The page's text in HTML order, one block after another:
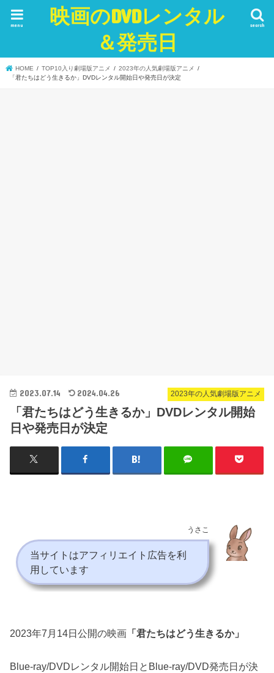
映画のDVDレンタル
＆発売日
search
menu
HOME TOP10入り劇場版アニメ
2023年の人気劇場版アニメ
「君たちはどう生きるか」DVDレンタル開始日や発売日が決定
2023年の人気劇場版アニメ
2023.07.14 2024.04.26
「君たちはどう生きるか」DVDレンタル開始
日や発売日が決定
うさこ
当サイトはアフィリエイト広告を利
用しています
2023年7月14日公開の映画 「君たちはどう生きるか」
Blue-ray/DVDレンタル開始日とBlue-ray/DVD発売日が決